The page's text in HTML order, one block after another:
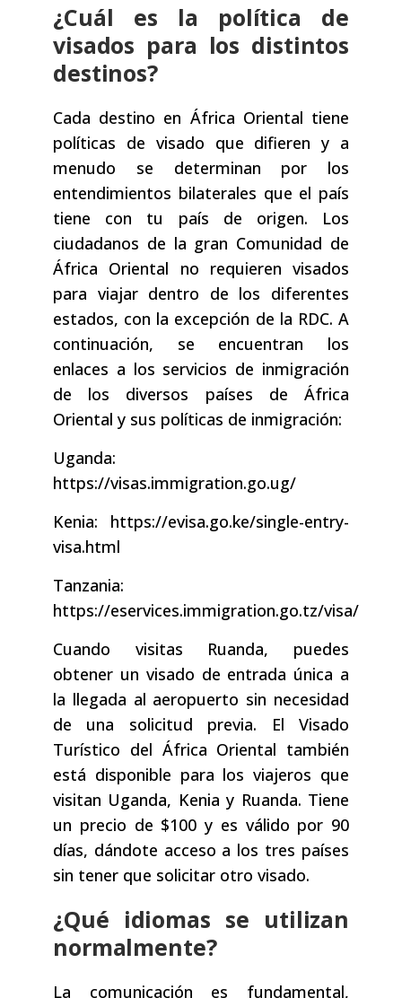
¿Cuál es la política de
visados para los distintos
destinos?
Cada destino en África Oriental tiene
políticas de visado que difieren y a
menudo se determinan por los
entendimientos bilaterales que el país
tiene con tu país de origen. Los
ciudadanos de la gran Comunidad de
África Oriental no requieren visados
para viajar dentro de los diferentes
estados, con la excepción de la RDC. A
continuación, se encuentran los
enlaces a los servicios de inmigración
de los diversos países de África
Oriental y sus políticas de inmigración:
Uganda:
https://visas.immigration.go.ug/
Kenia: https://evisa.go.ke/single-entry-
visa.html
Tanzania:
https://eservices.immigration.go.tz/visa/
Cuando visitas Ruanda, puedes
obtener un visado de entrada única a
la llegada al aeropuerto sin necesidad
de una solicitud previa. El Visado
Turístico del África Oriental también
está disponible para los viajeros que
visitan Uganda, Kenia y Ruanda. Tiene
un precio de $100 y es válido por 90
días, dándote acceso a los tres países
sin tener que solicitar otro visado.
¿Qué idiomas se utilizan
normalmente?
La comunicación es fundamental,